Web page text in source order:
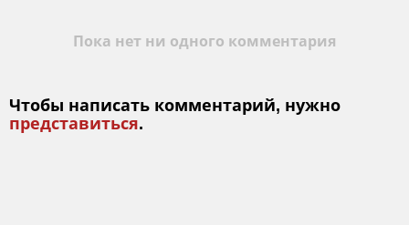
Пока нет ни одного комментария
Чтобы написать комментарий, нужно
представиться.